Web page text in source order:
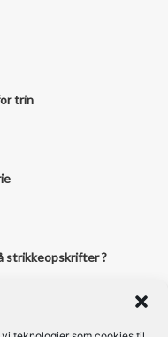
trin
strikkeopskrifter ?